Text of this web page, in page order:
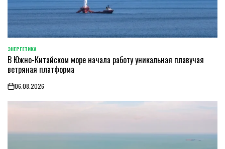
POSTED
IN
ЭНЕРГЕТИКА
В Южно-Китайском море начала работу уникальная плавучая
ветряная платформа
on06.08.2026